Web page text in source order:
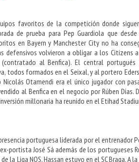
favoritos de la competición donde
de prueba para Pep Guardiola que
en Bayern y Manchester City no ha
defensivos volvieron a obligar a los Citizens
al Benfica). El central
todos formados en el Seixal, y al portero
Otamendi era el único jugador con
al Benfica en el negocio por Rúben Dias.
millonaria ha reunido en el Etihad
portuguesa liderada por el entrenador
portista José Sá además de los portugueses
la Liga NOS, Hassan estuvo en el SC Braga. A